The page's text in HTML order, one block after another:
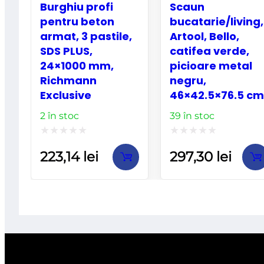
Burghiu profi
pentru beton
armat, 3 pastile,
SDS PLUS,
24×1000 mm,
Richmann
Exclusive
2 în stoc
la
223,14 lei
Scaun
bucatarie/living,
Artool, Bello,
catifea verde,
picioare metal
negru,
46×42.5×76.5 cm
39 în stoc
la
297,30 lei